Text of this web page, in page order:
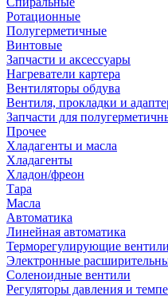
Ротационные
Полугерметичные
Винтовые
Запчасти и аксессуары
Нагреватели картера
Вентиляторы обдува
Вентиля, прокладки и
Запчасти для
Прочее
Хладагенты и масла
Хладагенты
Хладон/фреон
Тара
Масла
Автоматика
Линейная автоматика
Терморегулирующие вентили
Электронные
Соленоидные вентили
Регуляторы давления и